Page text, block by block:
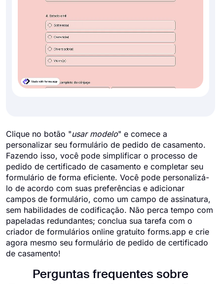
Clique no botão "usar modelo" e comece a
personalizar seu formulário de pedido de casamento.
Fazendo isso, você pode simplificar o processo de
pedido de certificado de casamento e completar seu
formulário de forma eficiente. Você pode personalizá-
lo de acordo com suas preferências e adicionar
campos de formulário, como um campo de assinatura,
sem habilidades de codificação. Não perca tempo com
papeladas redundantes; conclua sua tarefa com o
criador de formulários online gratuito forms.app e crie
agora mesmo seu formulário de pedido de certificado
de casamento!
Perguntas frequentes sobre